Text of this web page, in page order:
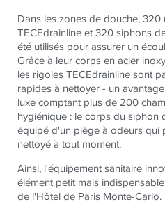
Dans les zones de douche,
TECEdrainline et 320 siphons
été utilisés pour assurer un
Grâce à leur corps en acier
les rigolesTECEdrainline sont
rapides à nettoyer - un
luxe comptant plus de 200
hygiénique : le corps du siphon
équipé d'un piège à odeurs qui
nettoyé à tout moment.
Ainsi, l'équipement sanitaire
élément petit mais
de l'Hôtel de Paris Monte-Carlo.